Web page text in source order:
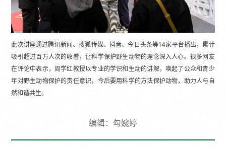
此次讲座通过腾讯新闻、搜狐传媒、抖音、今日头条等14家平台播出，累计
吸引超过百万人次的收看，让科学保护野生动物的理念深入人心。很多网友
在评论中表示，周学红教授以专业的学识和生动的讲解，唤起了公众和青少
年对野生动物保护的责任意识，今后要用科学的方法保护动物，助力人与自
然和谐共生。
编辑：勾婉婷